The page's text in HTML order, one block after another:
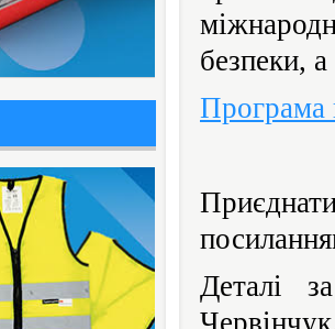
безпеки,
Програма
Деталі